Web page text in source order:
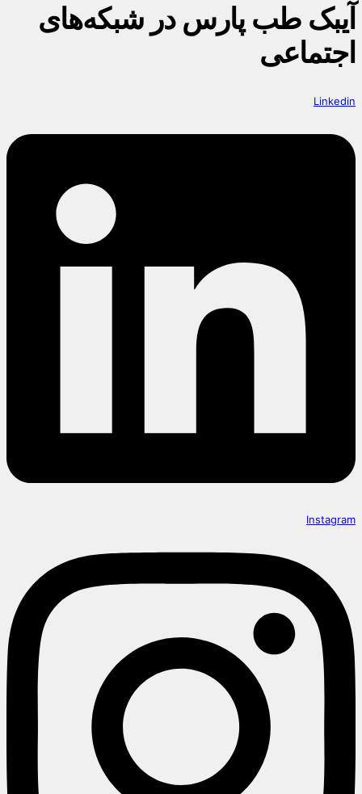
آیبک طب پارس در شبکه‌های
اجتماعی
Linkedin
Instagram